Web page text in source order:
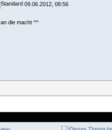
09.06.2012, 08:56
die macht ^^